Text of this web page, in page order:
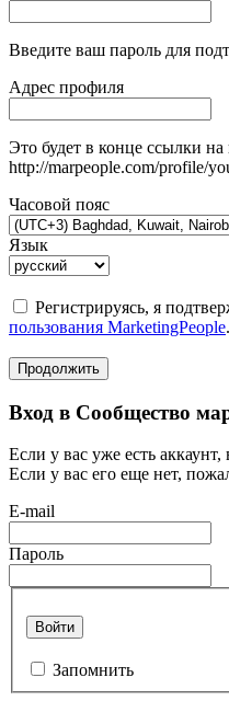
Введите ваш пароль для
Адрес профиля
Это будет в конце ссылки
http://marpeople.com/profile/
Часовой пояс
Язык
Регистрируясь, я
пользования MarketingPeople.
Продолжить
Вход в Сообщество
Если у вас уже есть
Если у вас его еще нет,
E-mail
Пароль
Войти
Запомнить